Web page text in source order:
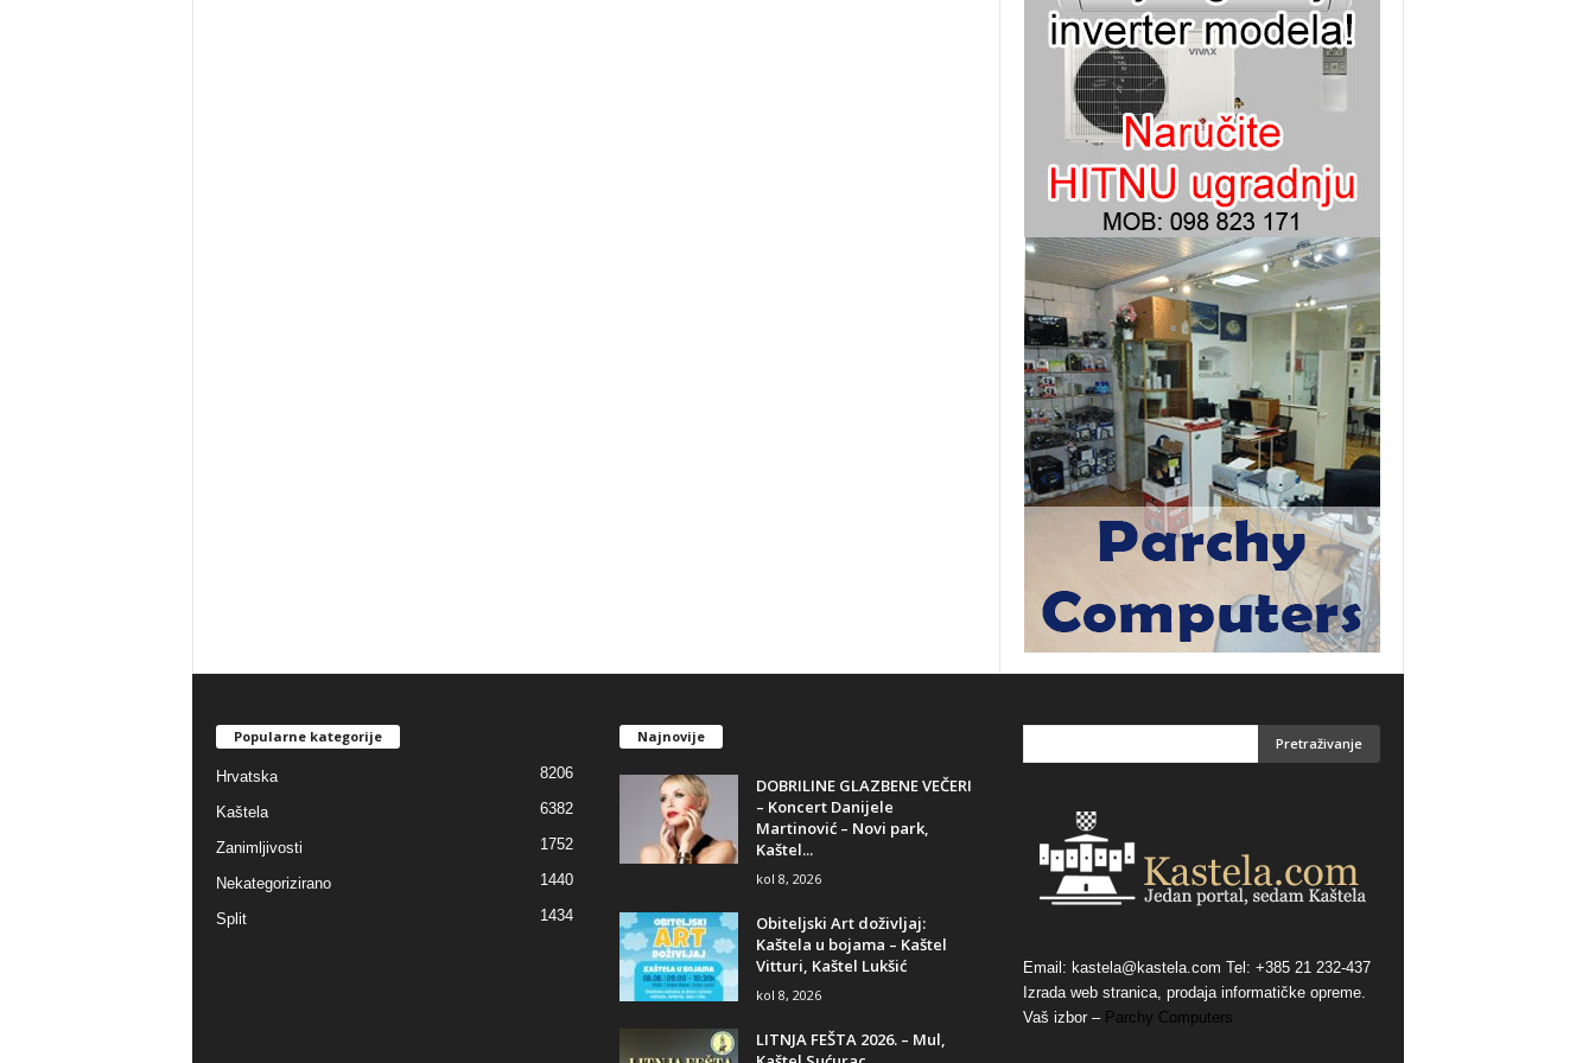
Popularne kategorije
Hrvatska 8206
Kaštela 6382
Zanimljivosti 1752
Nekategorizirano 1440
Split 1434
Najnovije
DOBRILINE GLAZBENE VEČERI
– Koncert Danijele
Martinović – Novi park,
Kaštel...
kol 8, 2026
Obiteljski Art doživljaj:
Kaštela u bojama – Kaštel
Vitturi, Kaštel Lukšić
kol 8, 2026
LITNJA FEŠTA 2026. – Mul,
Email: kastela@kastela.com Tel: +385 21 232-437
Izrada web stranica, prodaja informatičke opreme.
Vaš izbor – Parchy Computers